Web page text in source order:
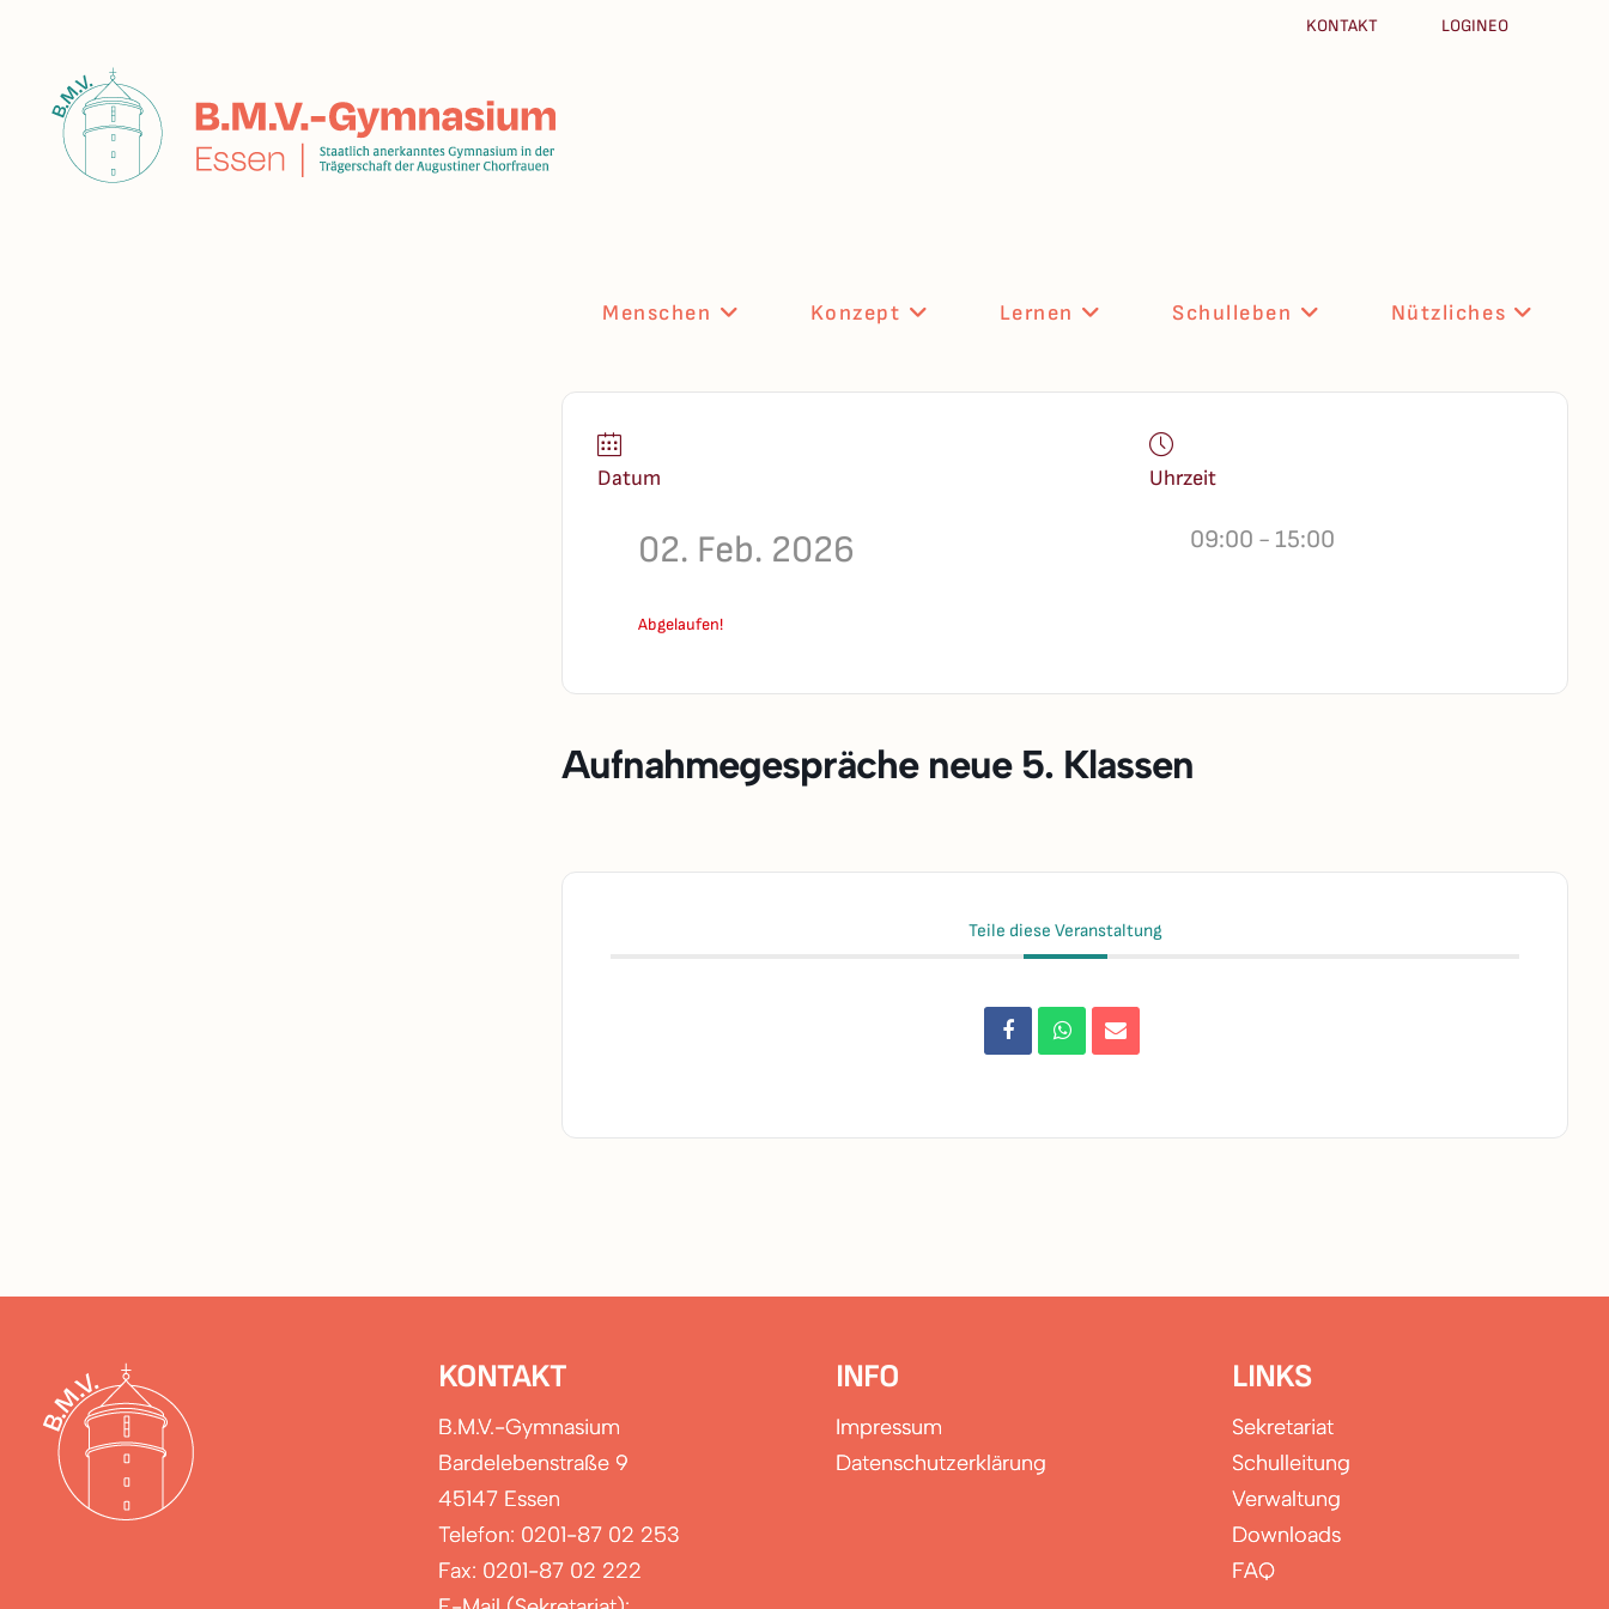
KONTAKT LOGINEO
Menschen Konzept Lernen Schulleben Nützliches
Datum
02. Feb. 2026
Abgelaufen!
Uhrzeit
09:00 - 15:00
Aufnahmegespräche neue 5. Klassen
Teile diese Veranstaltung
KONTAKT
B.M.V.-Gymnasium
Bardelebenstraße 9
45147 Essen
Telefon: 0201-87 02 253
Fax: 0201-87 02 222
INFO
Impressum
Datenschutzerklärung
LINKS
Sekretariat
Schulleitung
Verwaltung
Downloads
FAQ